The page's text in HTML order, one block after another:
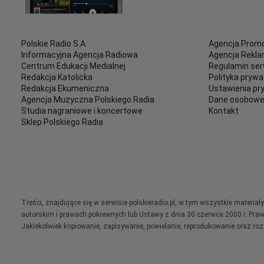
Polskie Radio S.A.
Informacyjna Agencja Radiowa
Centrum Edukacji Medialnej
Redakcja Katolicka
Redakcja Ekumeniczna
Agencja Muzyczna Polskiego Radia
Studia nagraniowe i koncertowe
Sklep Polskiego Radia
Agencja
Agencja
Regulamin
Polityka
Ustawienia
Dane osobowe
Kontakt
Treści, znajdujące się w serwisie polskieradio.pl, w tym wszystkie
autorskim i prawach pokrewnych lub Ustawy z dnia 30 czerwca 2000 r.
Jakiekolwiek kopiowanie, zapisywanie, powielanie, reprodukowanie oraz